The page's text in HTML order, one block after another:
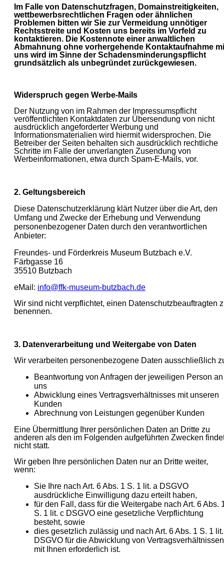
Im Falle von Datenschutzfragen, Domainstreitigkeiten,
wettbewerbsrechtlichen Fragen oder ähnlichen
Problemen bitten wir Sie zur Vermeidung unnötiger
Rechtsstreite und Kosten uns bereits im Vorfeld zu
kontaktieren. Die Kostennote einer anwaltlichen
Abmahnung ohne vorhergehende Kontaktaufnahme
uns wird im Sinne der Schadensminderungspflicht
grundsätzlich als unbegründet zurückgewiesen.
Widerspruch gegen Werbe-Mails
Der Nutzung von im Rahmen der Impressumspflicht
veröffentlichten Kontaktdaten zur Übersendung von nicht
ausdrücklich angeforderter Werbung und
Informationsmaterialien wird hiermit widersprochen. Die
Betreiber der Seiten behalten sich ausdrücklich rechtliche
Schritte im Falle der unverlangten Zusendung von
Werbeinformationen, etwa durch Spam-E-Mails, vor.
2. Geltungsbereich
Diese Datenschutzerklärung klärt Nutzer über die Art, den
Umfang und Zwecke der Erhebung und Verwendung
personenbezogener Daten durch den verantwortlichen
Anbieter:
Freundes- und Förderkreis Museum Butzbach e.V.
Färbgasse 16
35510 Butzbach
eMail: info@ffk-museum-butzbach.de
Wir sind nicht verpflichtet, einen Datenschutzbeauftragten
benennen.
3. Datenverarbeitung und Weitergabe von Daten
Wir verarbeiten personenbezogene Daten ausschließlich
Beantwortung von Anfragen der jeweiligen Person an
uns
Abwicklung eines Vertragsverhältnisses mit unseren
Kunden
Abrechnung von Leistungen gegenüber Kunden
Eine Übermittlung Ihrer persönlichen Daten an Dritte zu
anderen als den im Folgenden aufgeführten Zwecken
nicht statt.
Wir geben Ihre persönlichen Daten nur an Dritte weiter,
wenn:
Sie Ihre nach Art. 6 Abs. 1 S. 1 lit. a DSGVO
ausdrückliche Einwilligung dazu erteilt haben,
für den Fall, dass für die Weitergabe nach Art. 6 Abs.
S. 1 lit. c DSGVO eine gesetzliche Verpflichtung
besteht, sowie
dies gesetzlich zulässig und nach Art. 6 Abs. 1 S. 1
DSGVO für die Abwicklung von Vertragsverhältnissen
mit Ihnen erforderlich ist.